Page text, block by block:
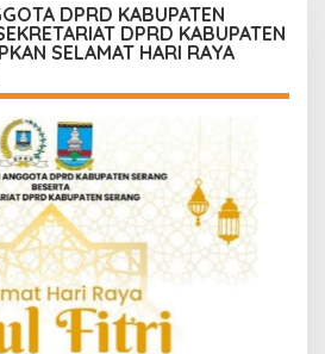
DPRD KABUPATEN
DPRD KABUPATEN
SELAMAT HARI RAYA